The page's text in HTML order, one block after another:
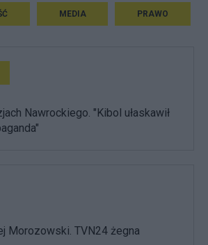
MEDIA PRAWO
Nawrockiego. "Kibol ułaskawił
Morozowski. TVN24 żegna